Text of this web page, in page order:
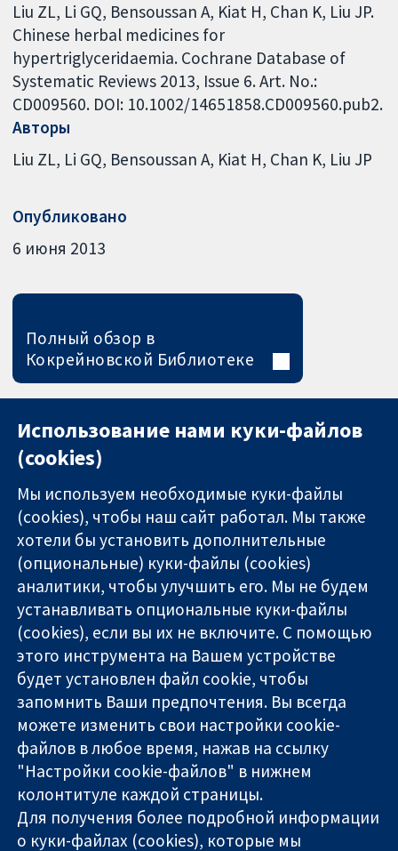
Liu ZL, Li GQ, Bensoussan A, Kiat H, Chan K, Liu JP.
Chinese herbal medicines for
hypertriglyceridaemia. Cochrane Database of
Systematic Reviews 2013, Issue 6. Art. No.:
CD009560. DOI: 10.1002/14651858.CD009560.pub2.
Авторы
Liu ZL Li GQ Bensoussan A Kiat H Chan K Liu JP
Опубликовано
6 июня 2013
Полный обзор в
Кокрейновской Библиотеке
Надёжные
доказательства
Информированные
решения
Во благо
здоровья
11-13 Cavendish
Square
London
W1G 0AN
United Kingdom
Связаться с
нами
Новости
Пресс-
служба
О нас
Работа
Cochrane
Library
The Cochrane Collaboration is a charity (no. 1045921) and a
company limited by guarantee (no. 03044323) registered in
Использование нами куки-файлов
(cookies)
Мы используем необходимые куки-файлы
(cookies), чтобы наш сайт работал. Мы также
хотели бы установить дополнительные
(опциональные) куки-файлы (cookies)
аналитики, чтобы улучшить его. Мы не будем
устанавливать опциональные куки-файлы
(cookies), если вы их не включите. С помощью
этого инструмента на Вашем устройстве
будет установлен файл cookie, чтобы
запомнить Ваши предпочтения. Вы всегда
можете изменить свои настройки cookie-
файлов в любое время, нажав на ссылку
"Настройки cookie-файлов" в нижнем
колонтитуле каждой страницы.
Для получения более подробной информации
о куки-файлах (cookies), которые мы